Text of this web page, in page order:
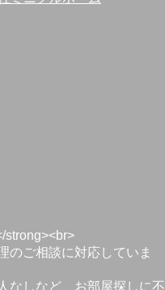
strong><br>
のご相談に対応していま
なしなど、お部屋探しに不